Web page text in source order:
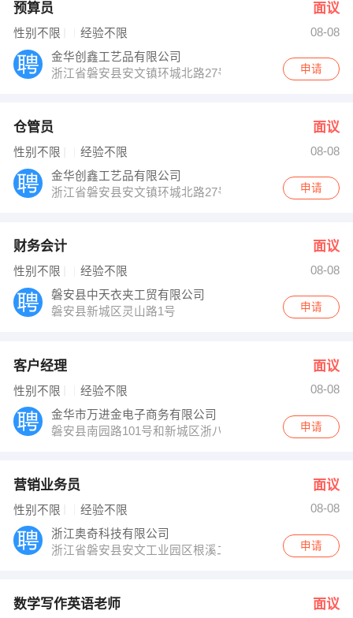
预算员 面议
性别不限 经验不限
08-08
金华创鑫工艺品有限公司
浙江省磐安县安文镇环城北路27号
申请
仓管员 面议
性别不限 经验不限
08-08
金华创鑫工艺品有限公司
浙江省磐安县安文镇环城北路27号
申请
财务会计 面议
性别不限 经验不限
08-08
磐安县中天衣夹工贸有限公司
磐安县新城区灵山路1号
申请
客户经理 面议
性别不限 经验不限
08-08
金华市万进金电子商务有限公司
磐安县南园路101号和新城区浙八味市场内30幢01-3室
申请
营销业务员 面议
性别不限 经验不限
08-08
浙江奥奇科技有限公司
浙江省磐安县安文工业园区根溪二路8号
申请
数学写作英语老师 面议